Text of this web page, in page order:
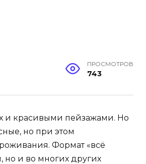
ПРОСМОТРОВ
743
и красивыми пейзажами. Но
но при этом
Формат «всё
но и во многих других